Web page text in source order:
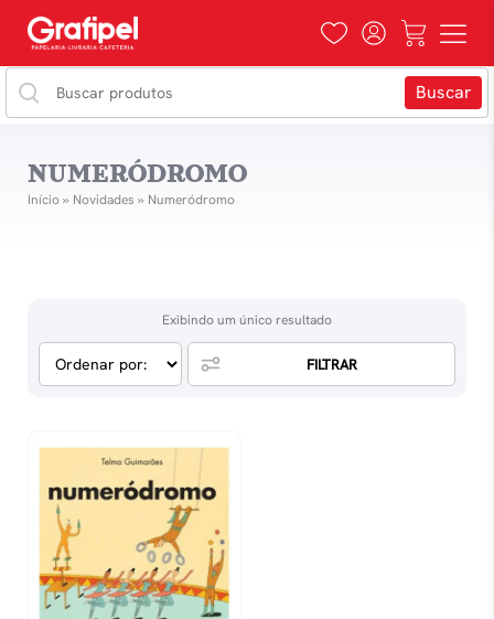
NUMERÓDROMO
Início» Novidades » Numeródromo
Exibindo um único resultado
FILTRAR